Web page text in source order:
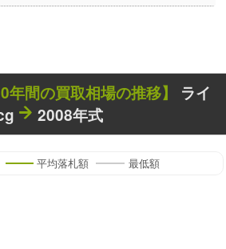
年間の買取相場の推移】 ライ
2008年式
平均落札額 最低額